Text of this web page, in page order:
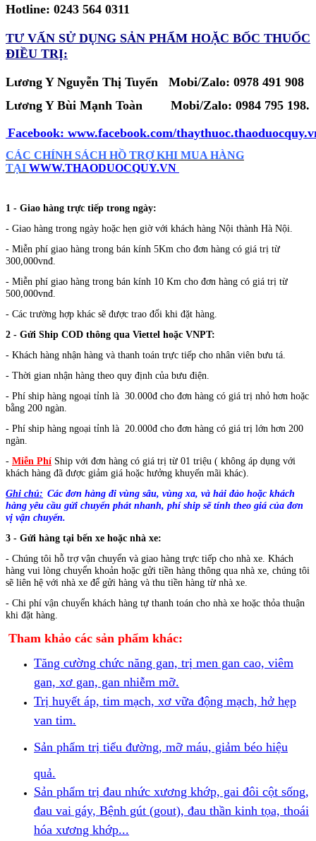
Hotline: 0243 564 0311
TƯ VẤN SỬ DỤNG SẢN PHẨM HOẶC BỐC THUỐC
ĐIỀU TRỊ:
Lương Y Nguyễn Thị Tuyển Mobi/Zalo: 0978 491 908
Lương Y Bùi Mạnh Toàn Mobi/Zalo: 0984 795 198.
Facebook: www.facebook.com/
CÁC CHÍNH SÁCH HỒ TRỢ KHI MUA HÀNG
TẠI WWW.THAODUOCQUY.VN
1 - Giao hàng trực tiếp trong ngày:
- Giao hàng trong ngày hoặc hẹn giờ với khách hàng Nội thành Hà Nội.
- Miễn phí giao hàng trong bán kính 5Km cho đơn hàng có giá trị từ
300,000vnđ.
- Miễn phí giao hàng trong bán kính 10 Km cho đơn hàng có giá trị từ
500,000vnđ.
- Các trường hợp khác sẽ được trao đổi khi đặt hàng.
2 - Gửi Ship COD thông qua Viettel hoặc VNPT:
- Khách hàng nhận hàng và thanh toán trực tiếp cho nhân viên bưu tá.
- Thời gian nhận hàng theo quy định của bưu điện.
- Phí ship hàng ngoại tỉnh là 30.000đ cho đơn hàng có giá trị nhỏ hơn hoặc
bằng 200 ngàn.
- Phí ship hàng ngoại tỉnh là 20.000đ cho đơn hàng có giá trị lớn hơn 200
ngàn.
- Miễn Phí Ship với đơn hàng có giá trị từ 01 triệu ( không áp dụng với
khách hàng đã được giảm giá hoặc hưởng khuyến mãi khác).
Ghi chú: Các đơn hàng đi vùng sâu, vùng xa, và hải đảo hoặc khách
hàng yêu cầu gửi chuyển phát nhanh, phí ship sẽ tính theo giá của đơn
vị vận chuyển.
3 - Gửi hàng tại bến xe hoặc nhà xe:
- Chúng tôi hỗ trợ vận chuyển và giao hàng trực tiếp cho nhà xe. Khách
hàng vui lòng chuyển khoản hoặc gửi tiền hàng thông qua nhà xe, chúng tôi
sẽ liên hệ với nhà xe để gửi hàng và thu tiền hàng từ nhà xe.
- Chi phí vận chuyển khách hàng tự thanh toán cho nhà xe hoặc thỏa thuận
khi đặt hàng.
Tham khảo các sản phẩm khác:
Tăng cường chức năng gan, trị men gan cao, viêm
gan, xơ gan, gan nhiễm mỡ.
Trị huyết áp, tim mạch, xơ vữa động mạch, hở hẹp
van tim.
Sản phẩm trị tiểu đường, mỡ máu, giảm béo hiệu
quả.
Sản phẩm trị đau nhức xương khớp, gai đôi cột sống,
đau vai gáy, Bệnh gút (gout), đau thần kinh tọa, thoái
hóa xương khớp...